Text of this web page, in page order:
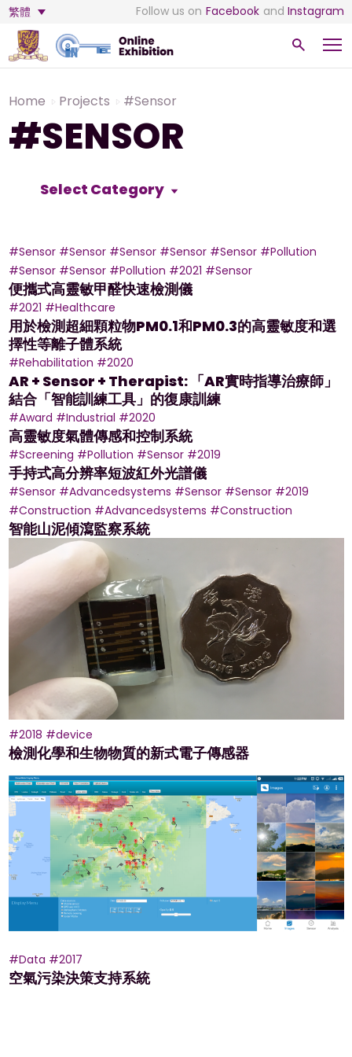
繁體 Follow us on Facebook and Instagram
Home Projects #Sensor
#SENSOR
Select Category
#Sensor #Sensor #Sensor #Sensor #Sensor #Pollution
#Sensor #Sensor #Pollution #2021 #Sensor
便攜式高靈敏甲醛快速檢測儀
#2021 #Healthcare
用於檢測超細顆粒物PM0.1和PM0.3的高靈敏度和選
擇性等離子體系統
#Rehabilitation #2020
AR + Sensor + Therapist: 「AR實時指導治療師」
結合「智能訓練工具」的復康訓練
#Award #Industrial #2020
高靈敏度氣體傳感和控制系統
#Screening #Pollution #Sensor #2019
手持式高分辨率短波紅外光譜儀
#Sensor #Advancedsystems #Sensor #Sensor #2019
#Construction #Advancedsystems #Construction
智能山泥傾瀉監察系統
#2018 #device
檢測化學和生物物質的新式電子傳感器
#Data #2017
空氣污染決策支持系統